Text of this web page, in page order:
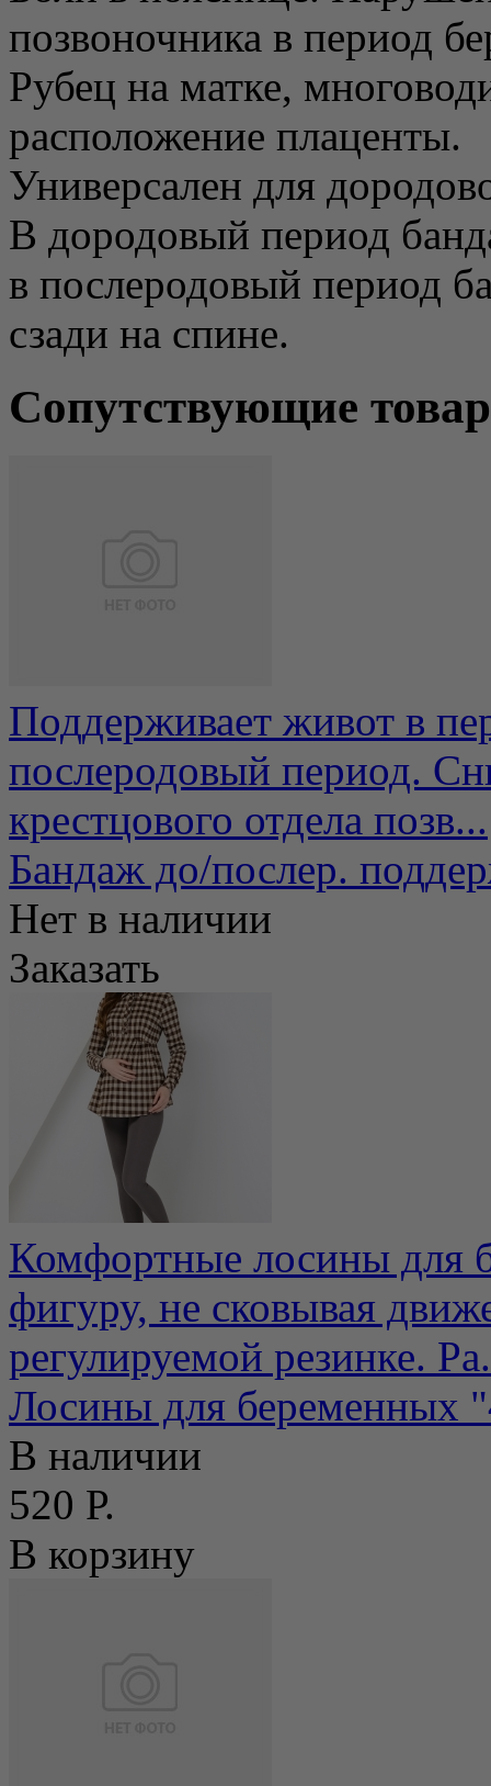
позвоночника в период
Рубец на матке,
расположение плаценты.
Универсален для
В дородовый период
в послеродовый период
сзади на спине.
Сопутствующие
Поддерживает живот в
послеродовый период.
крестцового отдела позв...
Бандаж до/послер.
Нет в наличии
Заказать
Комфортные лосины для
фигуру, не сковывая
регулируемой резинке.
Лосины для беременных
В наличии
520 Р.
В корзину